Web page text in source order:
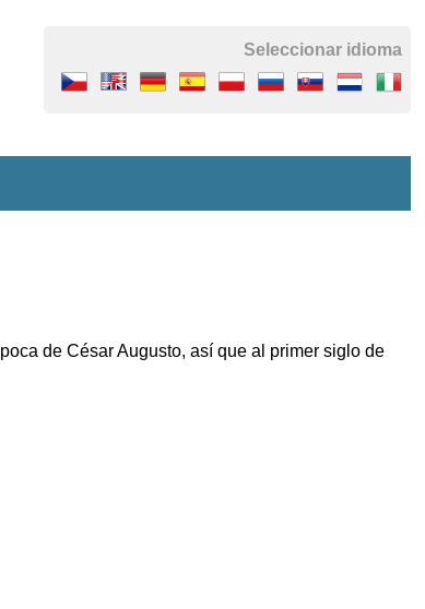
Seleccionar idioma
de César Augusto, así que al primer siglo de